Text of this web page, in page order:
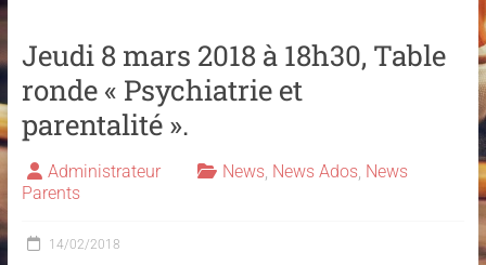
Jeudi 8 mars 2018 à 18h30, Table
ronde « Psychiatrie et
parentalité ».
Administrateur News, News Ados, News
Parents
14/02/2018